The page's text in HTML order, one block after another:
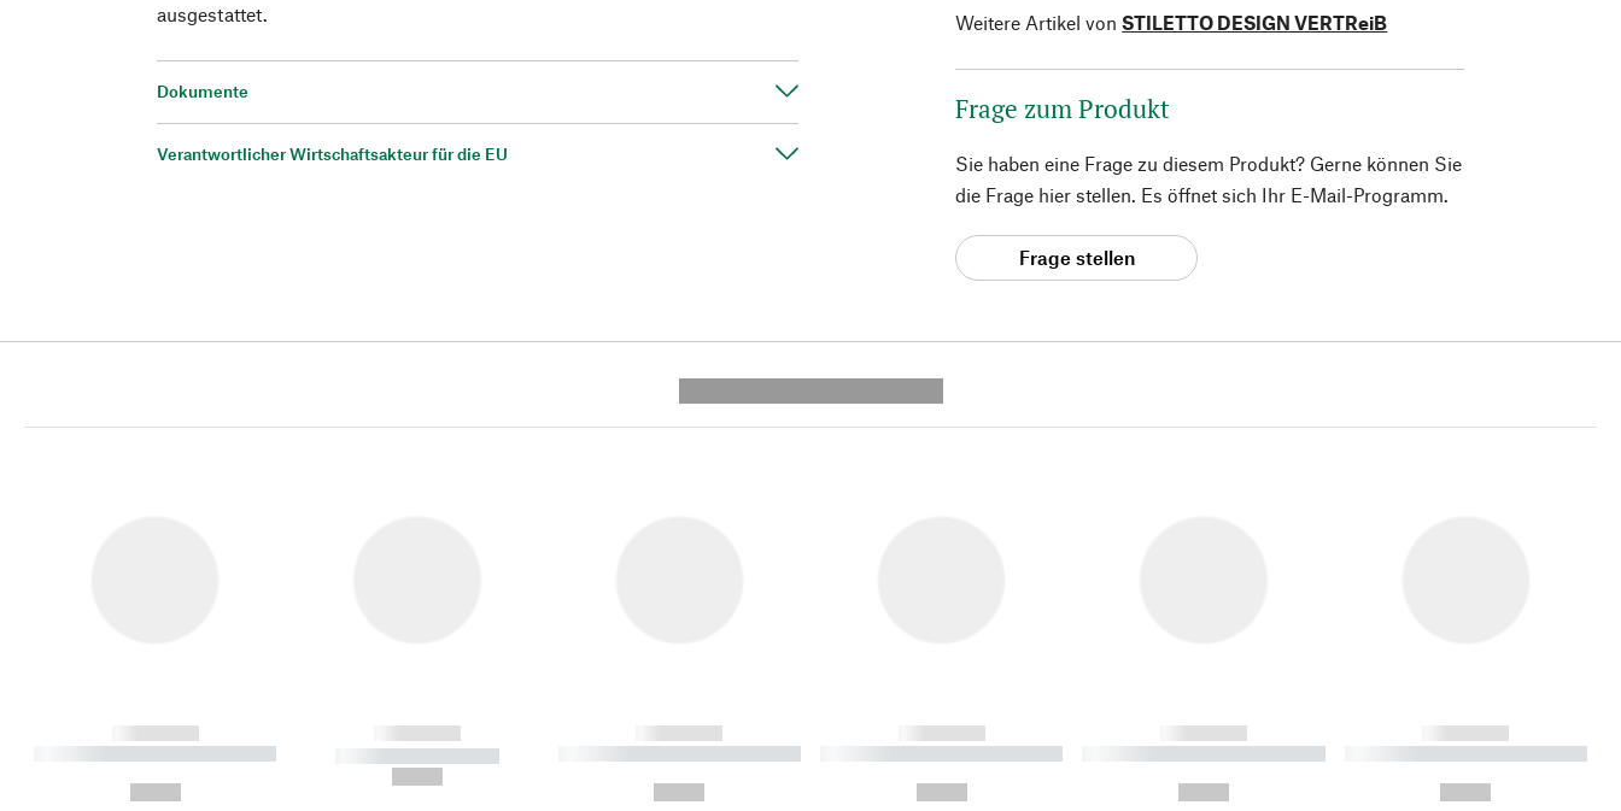
ausgestattet.
Dokumente
Verantwortlicher Wirtschaftsakteur für die EU
Weitere Artikel von STILETTO DESIGN VERTReiB
Frage zum Produkt
Sie haben eine Frage zu diesem Produkt? Gerne können Sie
die Frage hier stellen. Es öffnet sich Ihr E-Mail-Programm.
Frage stellen
------------
----------- ----------- ----------
------------
----------- -----------
------------
----------- ----------- ----------
------------
----------- ----------- ----------
------------
----------- ----------- ----------
------------
----------- ----------- ----------